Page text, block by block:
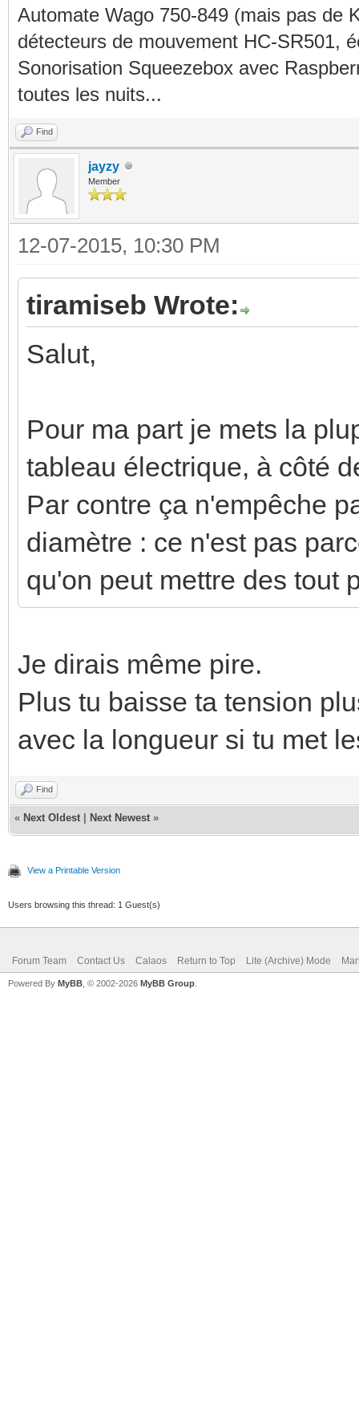
Automate Wago 750-849 (mais pas de
détecteurs de mouvement HC-SR501,
Sonorisation Squeezebox avec
toutes les nuits...
Find
jayzy
Member
12-07-2015, 10:30 PM
tiramiseb Wrote:
Salut,
Pour ma part je mets la
tableau électrique, à côté
Par contre ça n'empêche
diamètre : ce n'est pas
qu'on peut mettre des tout
Je dirais même pire.
Plus tu baisse ta tension
avec la longueur si tu met
Find
« Next Oldest Next Newest »
View a Printable Version
Users browsing this thread: 1 Guest(s)
Forum Team Contact Us Calaos Return to Top Lite (Archive) Mode
Powered By MyBB , © 2002-2026 MyBB Group